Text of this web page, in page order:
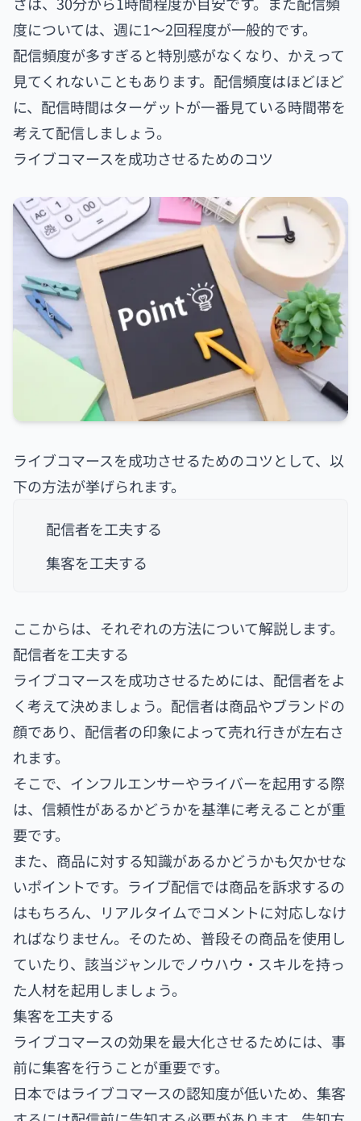
度については、週に1～2回程度が一般的です。
配信頻度が多すぎると特別感がなくなり、かえって
見てくれないこともあります。配信頻度はほどほど
に、配信時間はターゲットが一番見ている時間帯を
考えて配信しましょう。
ライブコマースを成功させるためのコツ
ライブコマースを成功させるためのコツとして、以
下の方法が挙げられます。
配信者を工夫する
集客を工夫する
ここからは、それぞれの方法について解説します。
配信者を工夫する
ライブコマースを成功させるためには、配信者をよ
く考えて決めましょう。配信者は商品やブランドの
顔であり、配信者の印象によって売れ行きが左右さ
れます。
そこで、インフルエンサーやライバーを起用する際
は、信頼性があるかどうかを基準に考えることが重
要です。
また、商品に対する知識があるかどうかも欠かせな
いポイントです。ライブ配信では商品を訴求するの
はもちろん、リアルタイムでコメントに対応しなけ
ればなりません。そのため、普段その商品を使用し
ていたり、該当ジャンルでノウハウ・スキルを持っ
た人材を起用しましょう。
集客を工夫する
ライブコマースの効果を最大化させるためには、事
前に集客を行うことが重要です。
日本ではライブコマースの認知度が低いため、集客